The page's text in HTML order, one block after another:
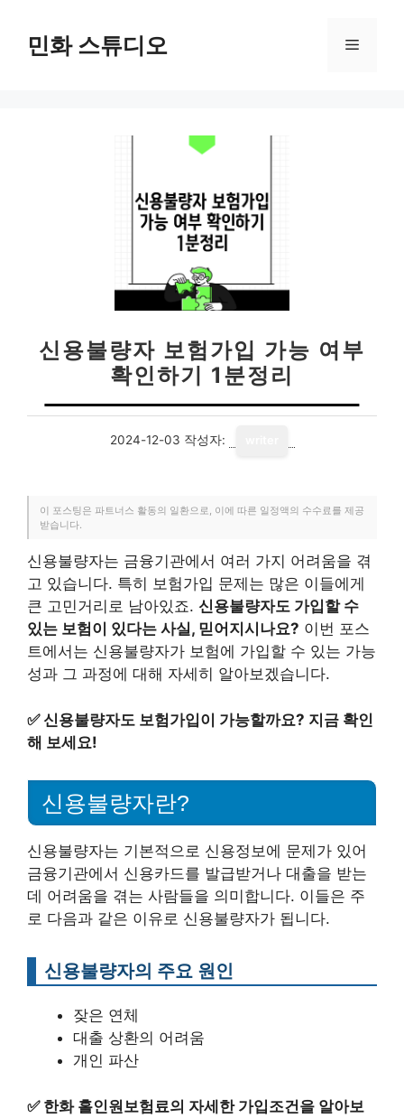
민화 스튜디오 메
신용불량자 보험가입 가능 여부
확인하기 1분정리
2024-12-03 작성자:
이 포스팅은 파트너스 활동의 일환으로, 이에 따른 일정액의 수수료를 제공
받습니다.
신용불량자는 금융기관에서 여러 가지 어려움을 겪
고 있습니다. 특히 보험가입 문제는 많은 이들에게
큰 고민거리로 남아있죠. 신용불량자도 가입할 수
있는 보험이 있다는 사실, 믿어지시나요? 이번 포스
트에서는 신용불량자가 보험에 가입할 수 있는 가능
성과 그 과정에 대해 자세히 알아보겠습니다.
✅신용불량자도 보험가입이 가능할까요? 지금 확인
해 보세요!
신용불량자란?
신용불량자는 기본적으로 신용정보에 문제가 있어
금융기관에서 신용카드를 발급받거나 대출을 받는
데 어려움을 겪는 사람들을 의미합니다. 이들은 주
로 다음과 같은 이유로 신용불량자가 됩니다.
신용불량자의 주요 원인
잦은 연체
대출 상환의 어려움
개인 파산
✅ 한화 홀인원보험료의 자세한 가입조건을 알아보